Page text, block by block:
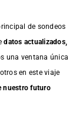
de sondeos
datos actualizados,
una ventana única
en este viaje
nuestro futuro